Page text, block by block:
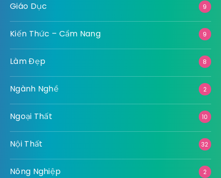
Giáo Dục 9
Kiến Thức – Cẩm Nang 9
Làm Đẹp 8
Ngành Nghề 2
Ngoại Thất 10
Nội Thất 32
Nông Nghiệp 2